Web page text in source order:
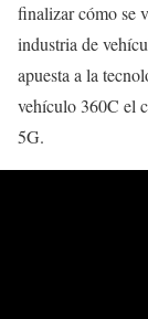
finalizar cómo se
industria de
apuesta a la
vehículo 360C el
5G.